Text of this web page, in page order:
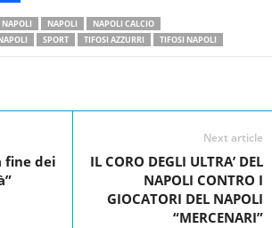
NAPOLI NAPOLI
NAPOLI CALCIO
SPORT TIFOSI AZZURRI TIFOSI NAPOLI
fine dei
Next article
IL CORO DEGLI ULTRA’ DEL
NAPOLI CONTRO I
GIOCATORI DEL NAPOLI
“MERCENARI”